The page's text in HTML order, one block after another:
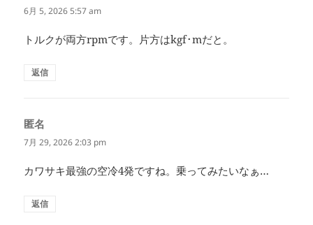
り:
6月 5, 2026 5:57 am
トルクが両方rpmです。片方はkgf･mだと。
返信
匿名
り:
7月 29, 2026 2:03 pm
カワサキ最強の空冷4発ですね。乗ってみたいなぁ…
返信